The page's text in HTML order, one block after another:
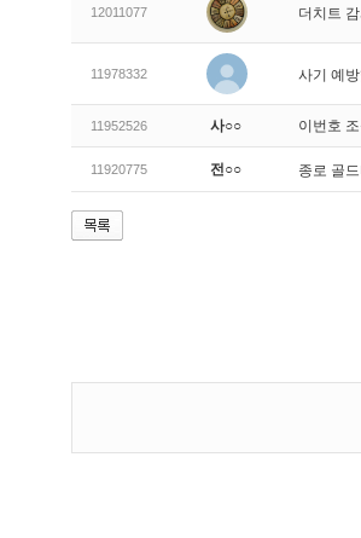
12011077 더치트
11978332 사기 예
11952526 사○○ 이번호
11920775 전○○ 종로 골